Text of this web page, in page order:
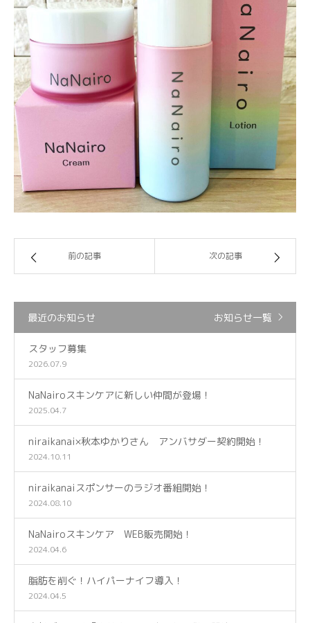
前の記事 次の記事
最近のお知らせ お知らせ一覧
スタッフ募集
2026.07.9
NaNairoスキンケアに新しい仲間が登場！
2025.04.7
niraikanai×秋本ゆかりさん アンバサダー契約開始！
2024.10.11
niraikanaiスポンサーのラジオ番組開始！
2024.08.10
NaNairoスキンケア WEB販売開始！
2024.04.6
脂肪を削ぐ！ハイパーナイフ導入！
2024.04.5